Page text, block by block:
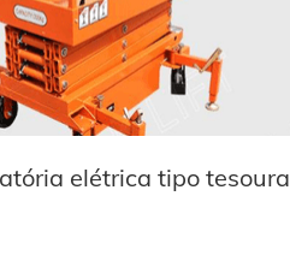
elétrica tipo tesoura